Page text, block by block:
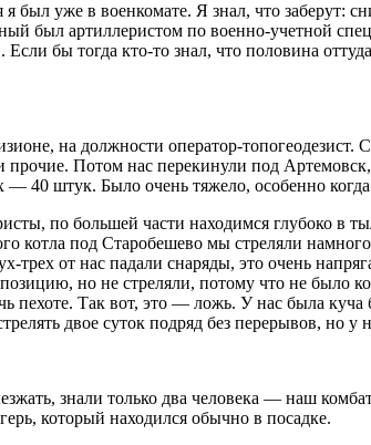
уже в военкомате. Я знал, что заберут:
был артиллеристом по военно-учетной
Если бы тогда кто-то знал, что половина
на должности оператор-
прочие. Потом нас перекинули под
40 штук. Было очень тяжело, особенно
по большей части находимся глубоко в
котла под Старобешево мы стреляли
трех от нас падали снаряды, это очень
но не стреляли, потому что не
Так вот, это — ложь. У нас была куча
двое суток подряд без перерывов, но у
знали только два человека — наш комбат
который находился обычно в посадке.